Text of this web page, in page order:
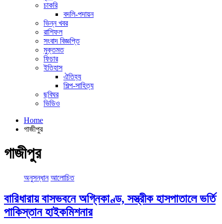
চাকরি
বদলি-পদায়ন
ভিন্ন খবর
রাশিফল
সংবাদ বিজ্ঞপ্তি
মুক্তমত
ফিচার
ইতিহাস
ঐতিহ্য
শিল্প-সাহিত্য
ছবিঘর
ভিডিও
Home
গাজীপুর
গাজীপুর
অনুসন্ধান আলোচিত
বারিধারায় বাসভবনে অগ্নিকাণ্ড, সস্ত্রীক হাসপাতালে ভর্তি
পাকিস্তান হাইকমিশনার